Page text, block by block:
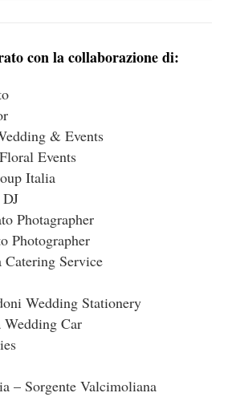
con la collaborazione di:
& Events
Events
Italia
Photagrapher
Photographer
Catering Service
Wedding Stationery
Car
– Sorgente Valcimoliana